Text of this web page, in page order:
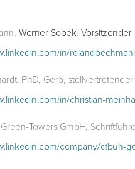
Werner Sobek, Vorsitzender
in/
PhD, Gerb,
in/christian-
Towers GmbH,
company/ctbuh-